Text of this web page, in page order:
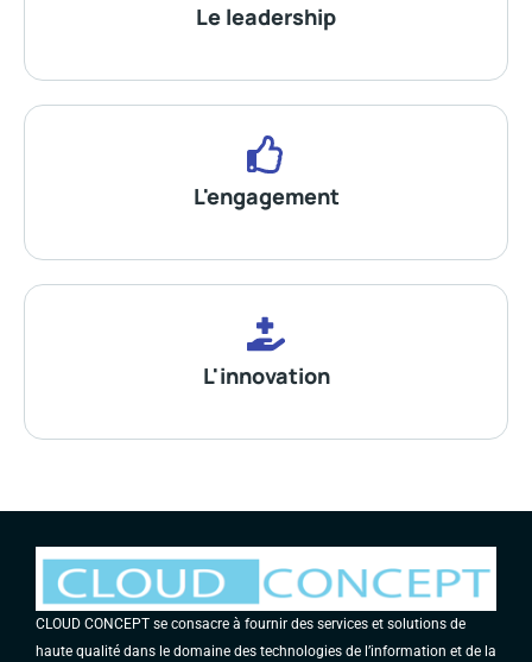
Le leadership
L'engagement
L'innovation
CLOUD CONCEPT se consacre à fournir des services et solutions de
haute qualité dans le domaine des technologies de l’information et de la